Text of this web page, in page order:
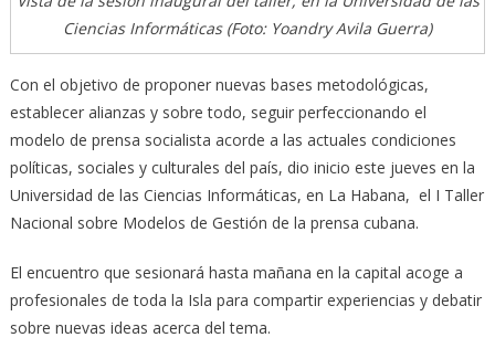
Ciencias Informáticas (Foto: Yoandry Avila Guerra)
Con el objetivo de proponer nuevas bases metodológicas,
establecer alianzas y sobre todo, seguir perfeccionando el
modelo de prensa socialista acorde a las actuales condiciones
políticas, sociales y culturales del país, dio inicio este jueves en la
Universidad de las Ciencias Informáticas, en La Habana, el I Taller
Nacional sobre Modelos de Gestión de la prensa cubana.
El encuentro que sesionará hasta mañana en la capital acoge a
profesionales de toda la Isla para compartir experiencias y debatir
sobre nuevas ideas acerca del tema.